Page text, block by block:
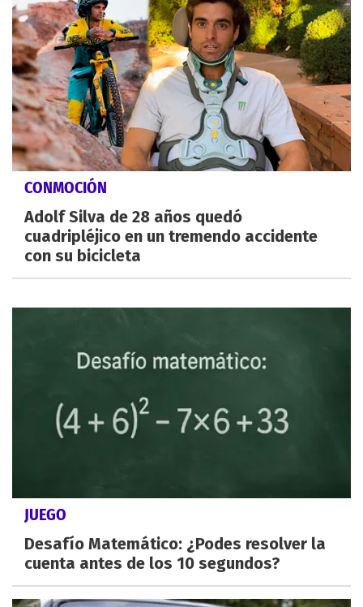
CONMOCIÓN
Adolf Silva de 28 años quedó
cuadripléjico en un tremendo accidente
con su bicicleta
JUEGO
Desafío Matemático: ¿Podes resolver la
cuenta antes de los 10 segundos?